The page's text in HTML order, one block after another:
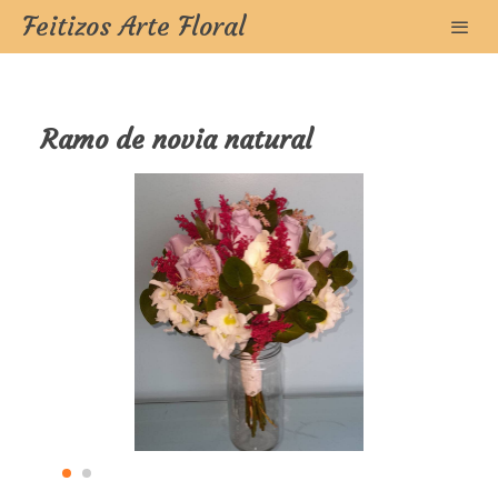
Feitizos Arte Floral
Ramo de novia natural